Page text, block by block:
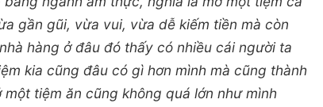
gần gũi, vừa vui, vừa dễ kiếm tiền mà còn
hàng ở đâu đó thấy có nhiều cái người ta
kia cũng đâu có gì hơn mình mà cũng thành
tiệm ăn cũng không quá lớn như mình